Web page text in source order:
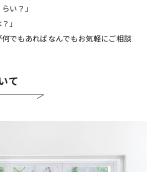
い？」
」
でもあればなんでもお気軽にご相談
て